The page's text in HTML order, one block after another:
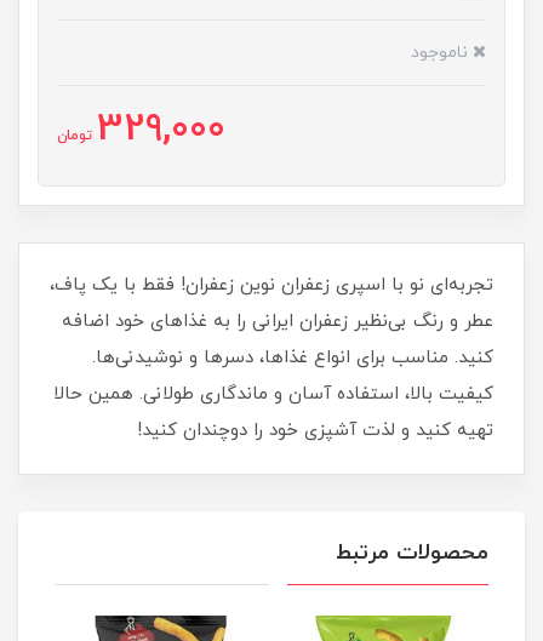
ناموجود
329,000 تومان
تجربه‌ای نو با اسپری زعفران نوین زعفران! فقط با یک پاف،
عطر و رنگ بی‌نظیر زعفران ایرانی را به غذاهای خود اضافه
کنید. مناسب برای انواع غذاها، دسرها و نوشیدنی‌ها.
کیفیت بالا، استفاده آسان و ماندگاری طولانی. همین حالا
تهیه کنید و لذت آشپزی خود را دوچندان کنید!
محصولات مرتبط